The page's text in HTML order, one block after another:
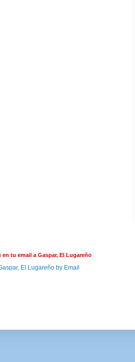
en tu email a Gaspar, El Lugareño
El Lugareño by Email